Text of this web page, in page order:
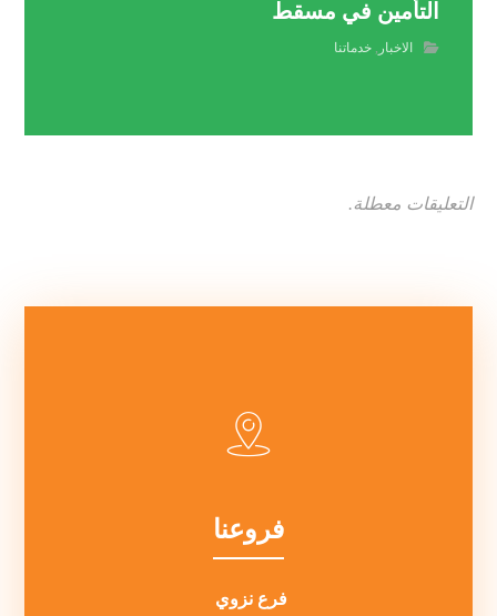
التأمين في مسقط
الاخبار ,خدماتنا
التعليقات معطلة.
فروعنا
فرع نزوي